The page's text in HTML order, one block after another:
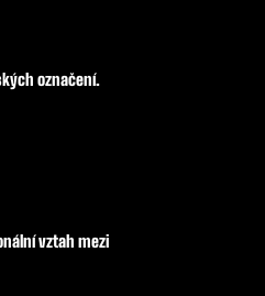
označení.
vztah mezi